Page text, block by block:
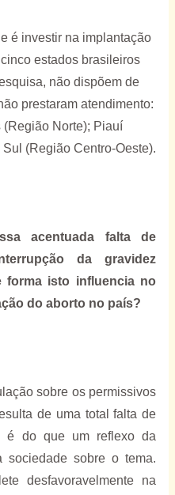
é investir na implantação
estados brasileiros
não dispõem de
prestaram atendimento:
(Região Norte); Piauí
(Região Centro-Oeste).
acentuada
falta de
da gravidez
forma isto influencia no
do aborto no país?
sobre os permissivos
de uma total falta de
é do que um reflexo da
sociedade sobre o tema.
desfavoravelmente na